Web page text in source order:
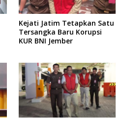
Kejati Jatim Tetapkan Satu
Tersangka Baru Korupsi
KUR BNI Jember